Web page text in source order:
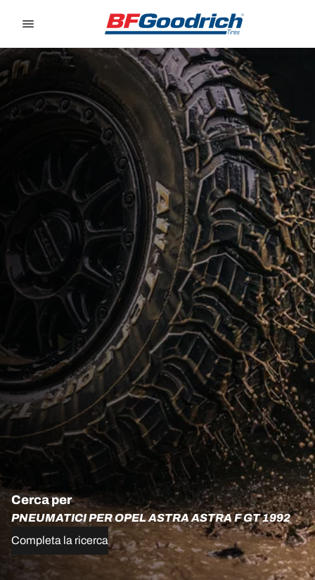
Cerca per
PNEUMATICI PER OPEL ASTRA ASTRA F GT 1992
Completa la ricerca